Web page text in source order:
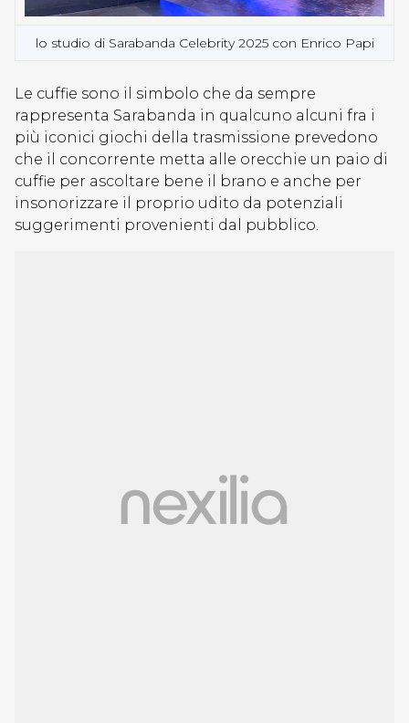
lo studio di Sarabanda Celebrity 2025 con Enrico Papi
Le cuffie sono il simbolo che da sempre
rappresenta Sarabanda in qualcuno alcuni fra i
più iconici giochi della trasmissione prevedono
che il concorrente metta alle orecchie un paio di
cuffie per ascoltare bene il brano e anche per
insonorizzare il proprio udito da potenziali
suggerimenti provenienti dal pubblico.